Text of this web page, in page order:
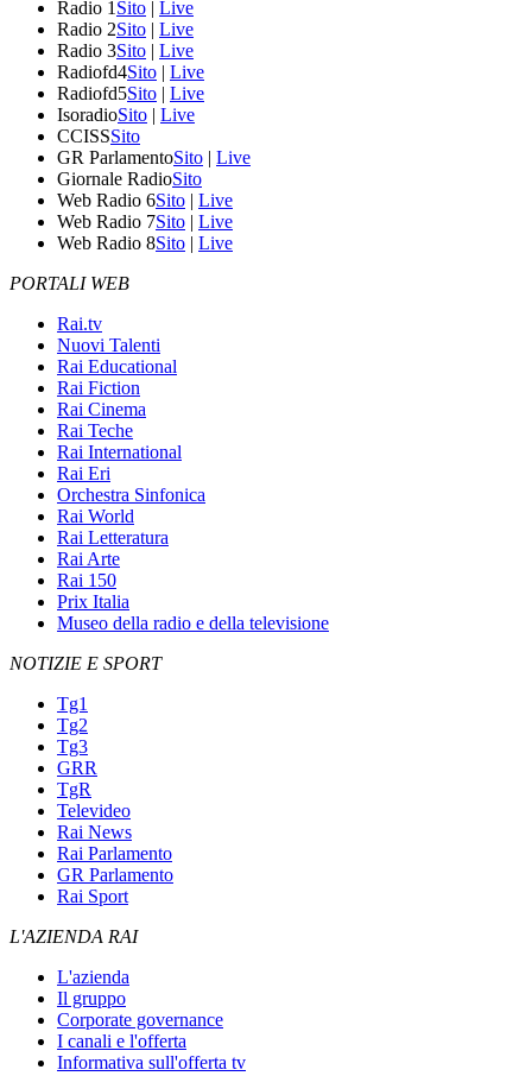
Radio 1 Sito | Live
Radio 2Sito | Live
Radio 3Sito | Live
Radiofd4Sito | Live
Radiofd5Sito | Live
IsoradioSito | Live
CCISSSito
GR ParlamentoSito | Live
Giornale RadioSito
Web Radio 6Sito | Live
Web Radio 7Sito | Live
Web Radio 8Sito | Live
PORTALI WEB
Rai.tv
Nuovi Talenti
Rai Educational
Rai Fiction
Rai Cinema
Rai Teche
Rai International
Rai Eri
Orchestra Sinfonica
Rai World
Rai Letteratura
Rai Arte
Rai 150
Prix Italia
Museo della radio e della televisione
NOTIZIE E SPORT
Tg1
Tg2
Tg3
GRR
TgR
Televideo
Rai News
Rai Parlamento
GR Parlamento
Rai Sport
L'AZIENDA RAI
L'azienda
Il gruppo
Corporate governance
I canali e l'offerta
Informativa sull'offerta tv